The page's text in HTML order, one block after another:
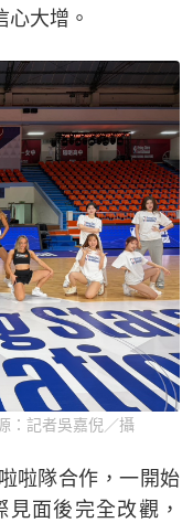
大增。
：記者吳嘉倪／攝
啦隊合作，一開始
面後完全改觀，